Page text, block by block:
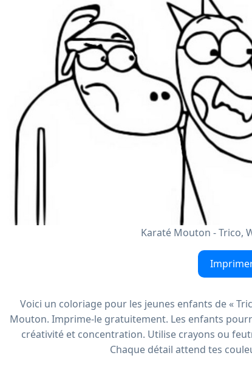
Karaté Mouton - Trico,
Voici un coloriage pour les jeunes enfants de «
Mouton. Imprime-le gratuitement. Les enfants
créativité et concentration. Utilise crayons ou
Chaque détail attend tes